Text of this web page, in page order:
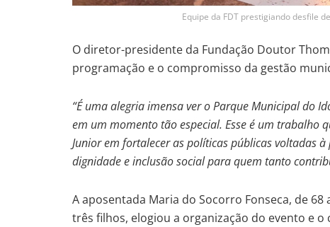
Equipe da FDT prestigiando desfile
O diretor-presidente da Fundação Doutor
programação e o compromisso da gestão
“É uma alegria imensa ver o Parque Municipal do
em um momento tão especial. Esse é um trabalho
Junior em fortalecer as políticas públicas voltadas
dignidade e inclusão social para quem tanto
A aposentada Maria do Socorro Fonseca, de
três filhos, elogiou a organização do evento e